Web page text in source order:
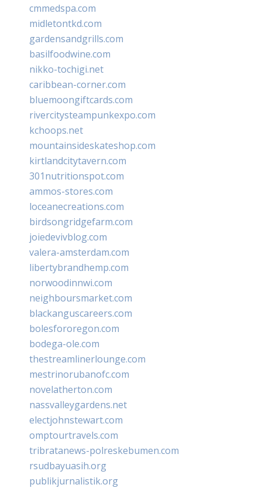
cmmedspa.com
midletontkd.com
gardensandgrills.com
basilfoodwine.com
nikko-tochigi.net
caribbean-corner.com
bluemoongiftcards.com
rivercitysteampunkexpo.com
kchoops.net
mountainsideskateshop.com
kirtlandcitytavern.com
301nutritionspot.com
ammos-stores.com
loceanecreations.com
birdsongridgefarm.com
joiedevivblog.com
valera-amsterdam.com
libertybrandhemp.com
norwoodinnwi.com
neighboursmarket.com
blackanguscareers.com
bolesfororegon.com
bodega-ole.com
thestreamlinerlounge.com
mestrinorubanofc.com
novelatherton.com
nassvalleygardens.net
electjohnstewart.com
omptourtravels.com
tribratanews-polreskebumen.com
rsudbayuasih.org
publikjurnalistik.org